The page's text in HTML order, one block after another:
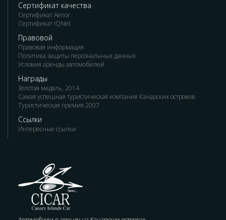
Сертификат качества
Сертификат Aenor
Сертификат IQNet
Правовой
Правовая информация
Политика защиты персональных данных
Условия аренды автомобилей
Награды
Золотая медаль, 2014
Самая успешная туристическая компания Канарских островов
Туристическая премия 2007
Ссылки
Интересные ссылки